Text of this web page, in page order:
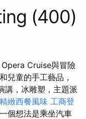
(400)
Cruise與冒險
兒童的手工藝品，
講，冰雕塑，主題派
緻西餐風味 工商登
個想法是乘坐汽車